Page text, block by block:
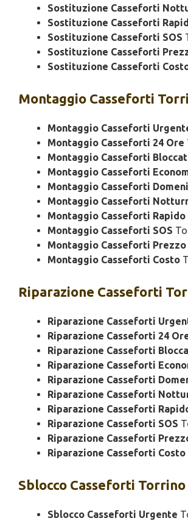
Sostituzione Casseforti
Sostituzione Casseforti
Sostituzione Casseforti SOS
Sostituzione Casseforti
Sostituzione Casseforti
Montaggio Casseforti
Montaggio Casseforti
Montaggio Casseforti 24 Ore
Montaggio Casseforti
Montaggio Casseforti
Montaggio Casseforti
Montaggio Casseforti
Montaggio Casseforti Rapido
Montaggio Casseforti SOS
Montaggio Casseforti Prezzo
Montaggio Casseforti Costo
Riparazione Casseforti
Riparazione Casseforti
Riparazione Casseforti 24
Riparazione Casseforti
Riparazione Casseforti
Riparazione Casseforti
Riparazione Casseforti
Riparazione Casseforti
Riparazione Casseforti SOS
Riparazione Casseforti
Riparazione Casseforti Costo
Sblocco Casseforti Torrino
Sblocco Casseforti Urgente